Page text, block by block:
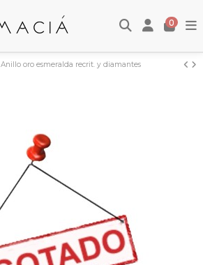
0
Anillo oro esmeralda recrit. y diamantes